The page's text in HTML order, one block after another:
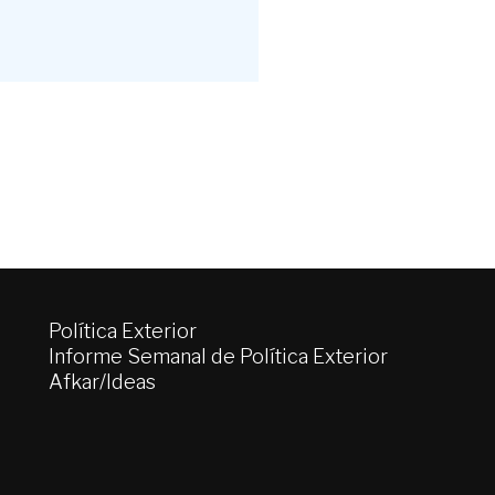
Política Exterior
Informe Semanal de Política Exterior
Afkar/Ideas